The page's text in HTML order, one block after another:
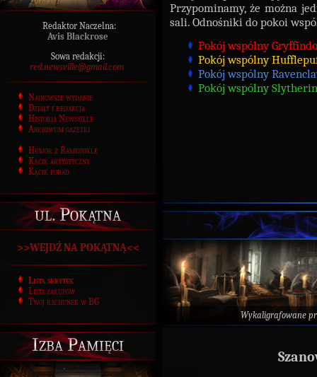
Redaktor Naczelna:
Avis Blackrose
Sowa redakcji:
red.newsville@gmail.com
Najnowsze wydanie
Działy i redakcja
Historia Newsville
Archiwum gazetki
Humor z Ramesville
Kącik artystyczny
Kącik porad
ul. Pokątna
>>WEJDŹ NA POKĄTNĄ<<
Lista skrytek
Lista zakupów
Twój rachunek w BG
Izba Pamięci
Przypominamy, że można
sali. Odnośniki do pokoi
Pokój wspólny
Pokój wspólny
Pokój wspólny
Pokój wspólny
Wykaligrafowane